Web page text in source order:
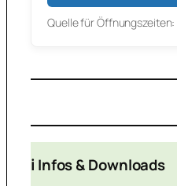
Quelle für Öffnungszeiten:
ℹ️ Infos & Downloads